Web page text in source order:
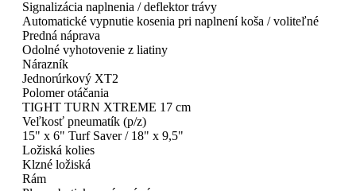
Signalizácia naplnenia / deflektor trávy
Automatické vypnutie kosenia pri naplnení koša / voliteľné
Predná náprava
Odolné vyhotovenie z liatiny
Nárazník
Jednorúrkový XT2
Polomer otáčania
TIGHT TURN XTREME 17 cm
Veľkosť pneumatík (p/z)
15" x 6" Turf Saver / 18" x 9,5"
Ložiská kolies
Klzné ložiská
Rám